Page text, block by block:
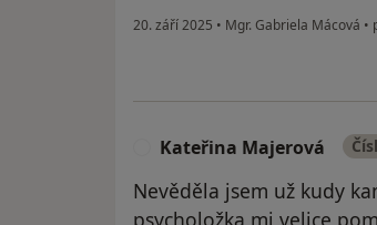
20. září 2025 • Mgr. Gabriela Mácová •
Kateřina Majerová
Nevěděla jsem už kudy